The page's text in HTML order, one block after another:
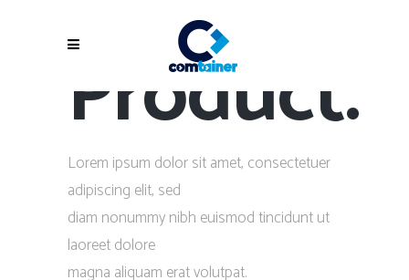
Product.
Lorem ipsum dolor sit amet, consectetuer
adipiscing elit, sed
diam nonummy nibh euismod tincidunt ut
laoreet dolore
magna aliquam erat volutpat.